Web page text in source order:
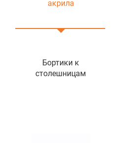
акрила
Бортики к
столешницам